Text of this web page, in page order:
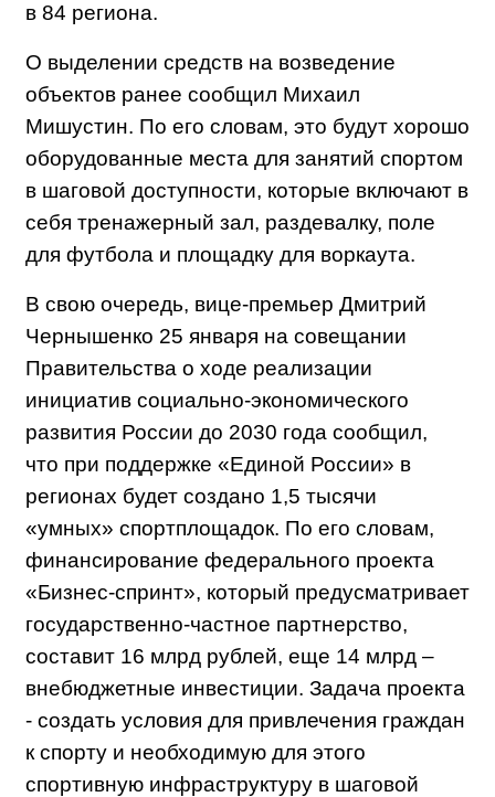
в 84 региона.
О выделении средств на возведение
объектов ранее сообщил Михаил
Мишустин. По его словам, это будут хорошо
оборудованные места для занятий спортом
в шаговой доступности, которые включают в
себя тренажерный зал, раздевалку, поле
для футбола и площадку для воркаута.
В свою очередь, вице-премьер Дмитрий
Чернышенко 25 января на совещании
Правительства о ходе реализации
инициатив социально-экономического
развития России до 2030 года сообщил,
что при поддержке «Единой России» в
регионах будет создано 1,5 тысячи
«умных» спортплощадок. По его словам,
финансирование федерального проекта
«Бизнес-спринт», который предусматривает
государственно-частное партнерство,
составит 16 млрд рублей, еще 14 млрд –
внебюджетные инвестиции. Задача проекта
- создать условия для привлечения граждан
к спорту и необходимую для этого
спортивную инфраструктуру в шаговой